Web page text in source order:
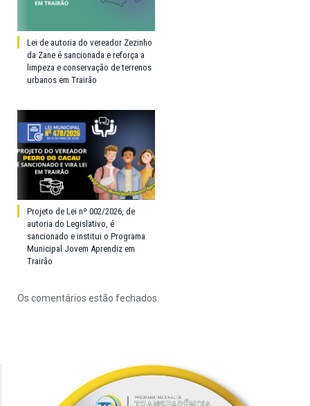
Lei de autoria do vereador Zezinho
da Zane é sancionada e reforça a
limpeza e conservação de terrenos
urbanos em Trairão
Projeto de Lei nº 002/2026, de
autoria do Legislativo, é
sancionado e institui o Programa
Municipal Jovem Aprendiz em
Trairão
Os comentários estão fechados.